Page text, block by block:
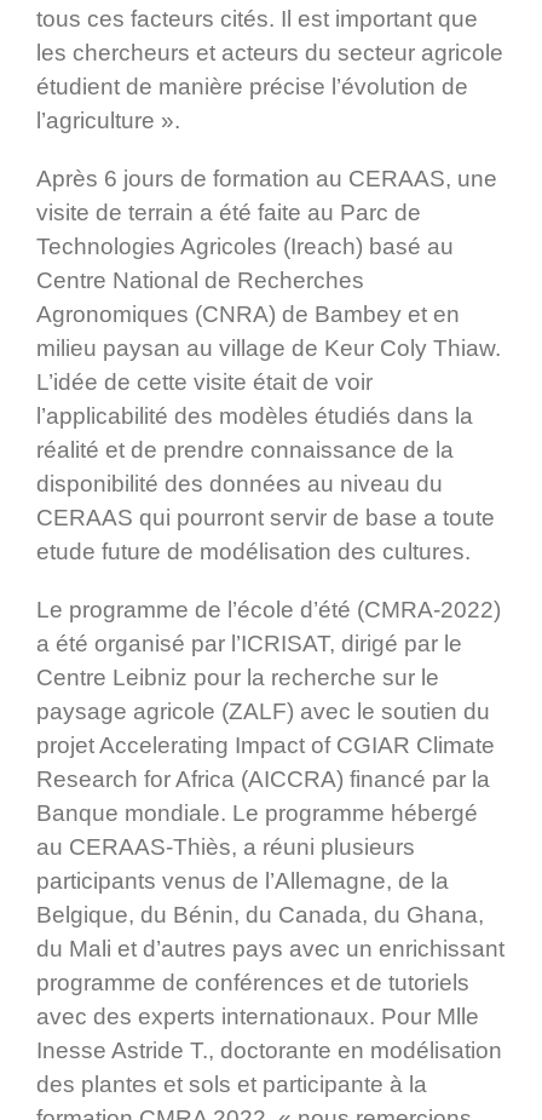
tous ces facteurs cités. Il est important que
les chercheurs et acteurs du secteur agricole
étudient de manière précise l’évolution de
l’agriculture ».
Après 6 jours de formation au CERAAS, une
visite de terrain a été faite au Parc de
Technologies Agricoles (Ireach) basé au
Centre National de Recherches
Agronomiques (CNRA) de Bambey et en
milieu paysan au village de Keur Coly Thiaw.
L’idée de cette visite était de voir
l’applicabilité des modèles étudiés dans la
réalité et de prendre connaissance de la
disponibilité des données au niveau du
CERAAS qui pourront servir de base a toute
etude future de modélisation des cultures.
Le programme de l’école d’été (CMRA-2022)
a été organisé par l’ICRISAT, dirigé par le
Centre Leibniz pour la recherche sur le
paysage agricole (ZALF) avec le soutien du
projet Accelerating Impact of CGIAR Climate
Research for Africa (AICCRA) financé par la
Banque mondiale. Le programme hébergé
au CERAAS-Thiès, a réuni plusieurs
participants venus de l’Allemagne, de la
Belgique, du Bénin, du Canada, du Ghana,
du Mali et d’autres pays avec un enrichissant
programme de conférences et de tutoriels
avec des experts internationaux. Pour Mlle
Inesse Astride T., doctorante en modélisation
des plantes et sols et participante à la